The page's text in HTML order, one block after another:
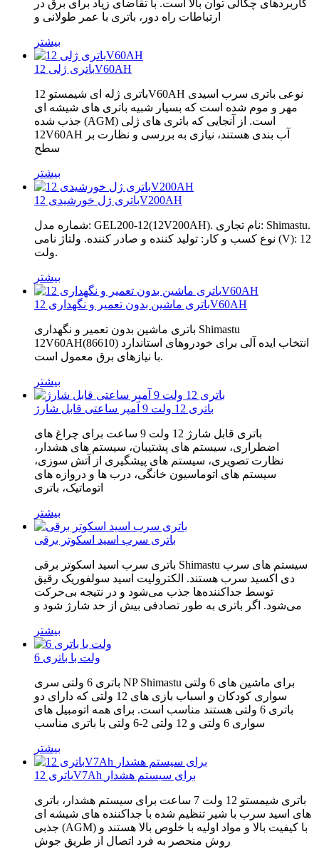
کاربردهای چگالی توان بالا است. با تقاضای زیاد برای برق در
ارتباطات راه دور، باتری با عمر طولانی و
بیشتر
باتری ژلی 12V60AH
باتری ژله ای شیمستو 12V60AH نوعی باتری سرب اسیدی
مهر و موم شده است که بسیار شبیه باتری های شیشه ای
جذب شده (AGM) است. از آنجایی که باتری های ژلی
12V60AH آب بندی هستند، نیازی به بررسی و نظارت بر
سطح
بیشتر
باتری ژل خورشیدی 12V200AH
شماره مدل: GEL200-12(12V200AH). نام تجاری: Shimastu.
نوع کسب و کار: تولید کننده و صادر کننده. ولتاژ نامی (V): 12
ولت.
بیشتر
باتری ماشین بدون تعمیر و نگهداری 12V60AH
باتری ماشین بدون تعمیر و نگهداری Shimastu
12V60AH(86610) انتخاب ایده آلی برای خودروهای استاندارد
با نیازهای برق معمول است.
بیشتر
باتری 12 ولت 9 آمپر ساعتی قابل شارژ
باتری قابل شارژ 12 ولت 9 ساعت برای چراغ های
اضطراری، سیستم های پشتیبان، سیستم های هشدار،
نظارت تصویری، سیستم های پیشگیری از آتش سوزی،
سیستم های اتوماسیون خانگی، درب ها و دروازه های
اتوماتیک، باتری
بیشتر
باتری سرب اسید اسکوتر برقی
باتری سرب اسید اسکوتر برقی Shimastu سیستم های سرب
دی اکسید سرب هستند. الکترولیت اسید سولفوریک رقیق
توسط جداکننده‌ها جذب می‌شود و در نتیجه بی‌حرکت
می‌شود. اگر باتری به طور تصادفی بیش از حد شارژ شود و
بیشتر
6 ولت با باتری
باتری 6 ولتی سری NP Shimastu برای ماشین های 6 ولتی
سواری کودکان و اسباب بازی های 12 ولتی که دارای دو
باتری 6 ولتی هستند مناسب است. برای همه اتومبیل های
سواری 6 ولتی و 12 ولتی 2-6 ولتی با باتری مناسب
بیشتر
باتری 12V7Ah برای سیستم هشدار
باتری شیمستو 12 ولت 7 ساعت برای سیستم هشدار، باتری
های اسید سرب با شیر تنظیم شده با جداکننده های شیشه ای
جذبی (AGM) با کیفیت بالا و مواد اولیه با خلوص بالا هستند و
روش منحصر به فرد اتصال از طریق جوش